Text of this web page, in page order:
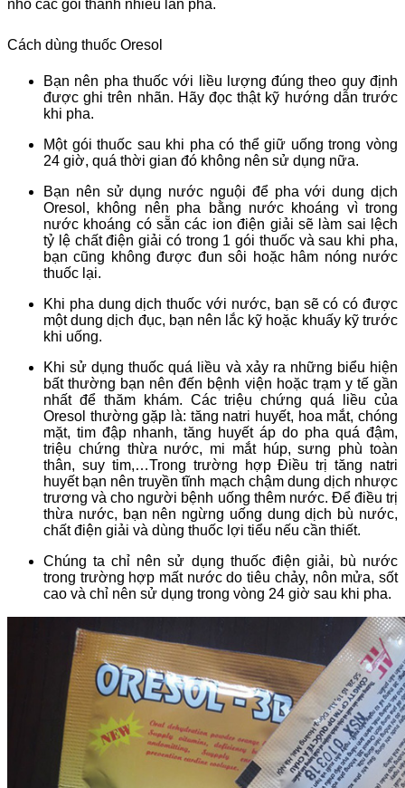
nhỏ các gói thành nhiều lần pha.
Cách dùng thuốc Oresol
Bạn nên pha thuốc với liều lượng đúng theo quy định
được ghi trên nhãn. Hãy đọc thật kỹ hướng dẫn trước
khi pha.
Một gói thuốc sau khi pha có thể giữ uống trong vòng
24 giờ, quá thời gian đó không nên sử dụng nữa.
Bạn nên sử dụng nước nguội để pha với dung dịch
Oresol, không nên pha bằng nước khoáng vì trong
nước khoáng có sẵn các ion điện giải sẽ làm sai lệch
tỷ lệ chất điện giải có trong 1 gói thuốc và sau khi pha,
bạn cũng không được đun sôi hoặc hâm nóng nước
thuốc lại.
Khi pha dung dịch thuốc với nước, bạn sẽ có có được
một dung dịch đục, bạn nên lắc kỹ hoặc khuấy kỹ trước
khi uống.
Khi sử dụng thuốc quá liều và xảy ra những biểu hiện
bất thường bạn nên đến bệnh viện hoặc trạm y tế gần
nhất để thăm khám. Các triệu chứng quá liều của
Oresol thường gặp là: tăng natri huyết, hoa mắt, chóng
mặt, tim đập nhanh, tăng huyết áp do pha quá đậm,
triệu chứng thừa nước, mi mắt húp, sưng phù toàn
thân, suy tim,…Trong trường hợp Điều trị tăng natri
huyết bạn nên truyền tĩnh mạch chậm dung dịch nhược
trương và cho người bệnh uống thêm nước. Để điều trị
thừa nước, bạn nên ngừng uống dung dịch bù nước,
chất điện giải và dùng thuốc lợi tiểu nếu cần thiết.
Chúng ta chỉ nên sử dụng thuốc điện giải, bù nước
trong trường hợp mất nước do tiêu chảy, nôn mửa, sốt
cao và chỉ nên sử dụng trong vòng 24 giờ sau khi pha.